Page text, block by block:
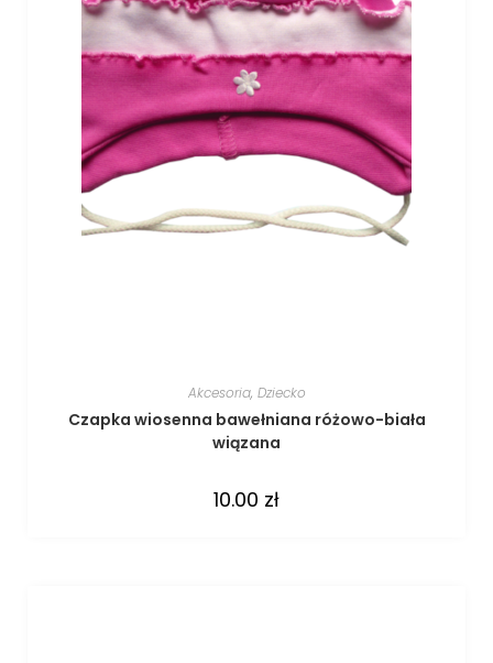
Akcesoria, Dziecko
Czapka wiosenna bawełniana różowo-biała
wiązana
10.00 zł